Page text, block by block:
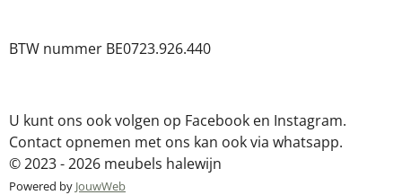
BTW nummer BE0723.926.440
U kunt ons ook volgen op Facebook en Instagram.
Contact opnemen met ons kan ook via whatsapp.
© 2023 - 2026 meubels halewijn
Powered by JouwWeb